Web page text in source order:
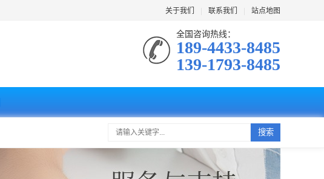
关于我们 联系我们 站点地图
全国咨询热线：
189-4433-8485
139-1793-8485
搜索